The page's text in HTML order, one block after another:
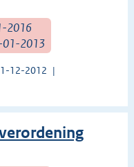
2016
01-2013
12-2012